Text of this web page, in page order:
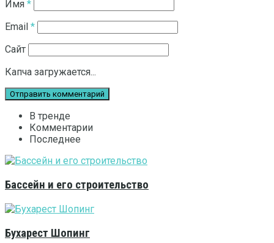
Имя *
Email *
Сайт
Капча загружается...
В тренде
Комментарии
Последнее
Бассейн и его строительство
Бухарест Шопинг